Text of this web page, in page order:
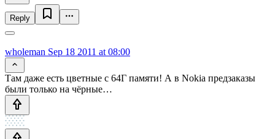
Reply
wholeman Sep 18 2011 at 08:00
Там даже есть цветные с 64Г памяти! А в Nokia предзаказы
были только на чёрные…